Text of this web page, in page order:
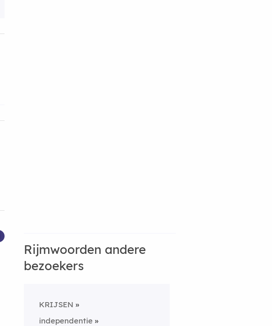
Rijmwoorden andere
bezoekers
KRIJSEN
independentie